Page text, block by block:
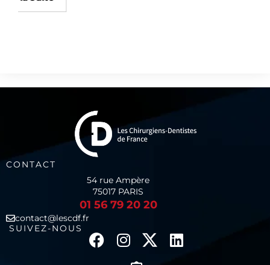
CONTACT
54 rue Ampère
75017 PARIS
01 56 79 20 20
contact@lescdf.fr
SUIVEZ-NOUS